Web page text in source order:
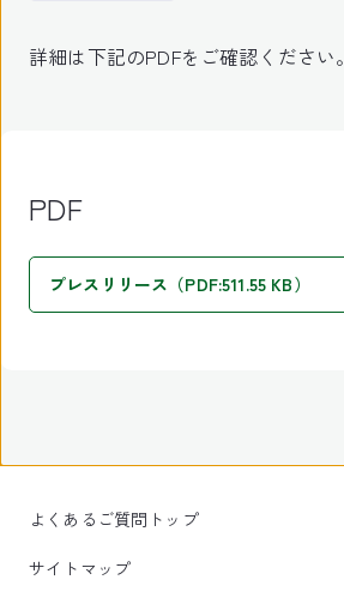
詳細は下記のPDFをご確認ください。
PDF
プレスリリース（PDF:511.55 KB）
よくあるご質問トップ
サイトマップ